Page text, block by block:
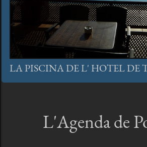
LA PISCINA DE L' HOTEL DE
L'Agenda de